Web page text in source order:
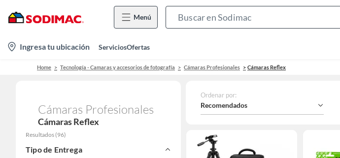
Menú
Bar
location-
icon
Ingresa tu ubicación ServiciosOfertas
Home Tecnología - Camaras y accesorios de fotografía Cámaras Profesionales Cámaras Reflex
Cámaras Profesionales
Cámaras Reflex
Resultados (96)
Tipo de Entrega
Ordenar por:
Recomendados